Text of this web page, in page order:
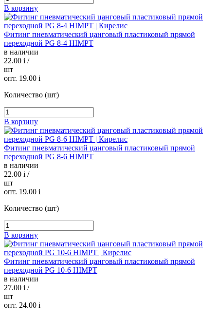
В корзину
Фитинг пневматический цанговый пластиковый прямой
переходной PG 8-4 HIMPT
в наличии
22.00 i /
шт
опт. 19.00 i
Количество (шт)
В корзину
Фитинг пневматический цанговый пластиковый прямой
переходной PG 8-6 HIMPT
в наличии
22.00 i /
шт
опт. 19.00 i
Количество (шт)
В корзину
Фитинг пневматический цанговый пластиковый прямой
переходной PG 10-6 HIMPT
в наличии
27.00 i /
шт
опт. 24.00 i